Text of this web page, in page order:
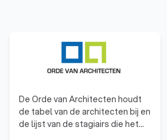
De Orde van Architecten houdt
de tabel van de architecten bij en
de lijst van de stagiairs die het